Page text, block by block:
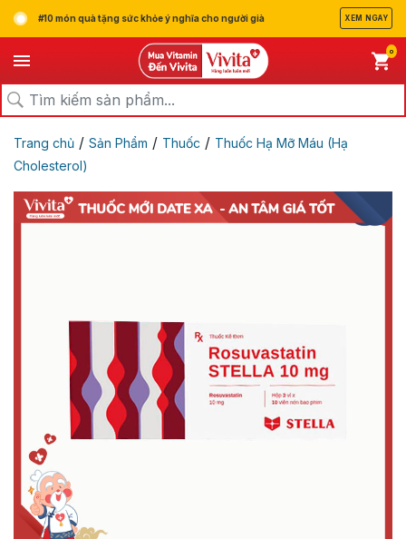
#10 món quà tặng sức khỏe ý nghĩa cho người già XEM NGAY
0
Trang chủ / Sản Phẩm / Thuốc / Thuốc Hạ Mỡ Máu (Hạ
Cholesterol)